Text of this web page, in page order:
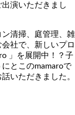
演いただきまし
清掃、庭管理、雑
社で、新しいプロ
」を展開中！？子
とこのmamaroで
いただきました。